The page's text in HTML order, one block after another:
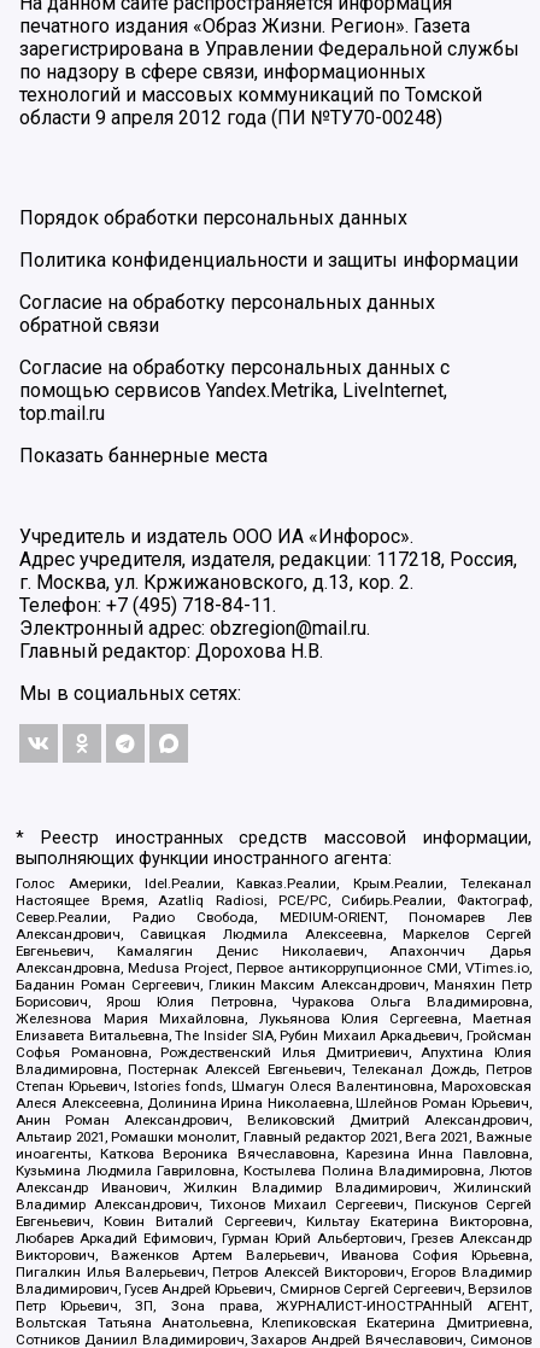
печатного издания «Образ Жизни. Регион». Газета
зарегистрирована в Управлении Федеральной службы
по надзору в сфере связи, информационных
технологий и массовых коммуникаций по Томской
области 9 апреля 2012 года (ПИ №ТУ70-00248)
Порядок обработки персональных данных
Политика конфиденциальности и защиты информации
Согласие на обработку персональных данных
обратной связи
Согласие на обработку персональных данных с
помощью сервисов Yandex.Metrika, LiveInternet,
top.mail.ru
Показать баннерные места
Учредитель и издатель ООО ИА «Инфорос».
Адрес учредителя, издателя, редакции: 117218, Россия,
г. Москва, ул. Кржижановского, д.13, кор. 2.
Телефон: +7 (495) 718-84-11.
Электронный адрес: obzregion@mail.ru.
Главный редактор: Дорохова Н.В.
Мы в социальных сетях:
* Реестр иностранных средств массовой информации,
выполняющих функции иностранного агента:
Голос Америки, Idel.Реалии, Кавказ.Реалии, Крым.Реалии, Телеканал
Настоящее Время, Azatliq Radiosi, PCE/PC, Сибирь.Реалии, Фактограф,
Север.Реалии, Радио Свобода, MEDIUM-ORIENT, Пономарев Лев
Александрович, Савицкая Людмила Алексеевна, Маркелов Сергей
Евгеньевич, Камалягин Денис Николаевич, Апахончич Дарья
Александровна, Medusa Project, Первое антикоррупционное СМИ, VTimes.io,
Баданин Роман Сергеевич, Гликин Максим Александрович, Маняхин Петр
Борисович, Ярош Юлия Петровна, Чуракова Ольга Владимировна,
Железнова Мария Михайловна, Лукьянова Юлия Сергеевна, Маетная
Елизавета Витальевна, The Insider SIA, Рубин Михаил Аркадьевич, Гройсман
Софья Романовна, Рождественский Илья Дмитриевич, Апухтина Юлия
Владимировна, Постернак Алексей Евгеньевич, Телеканал Дождь, Петров
Степан Юрьевич, Istories fonds, Шмагун Олеся Валентиновна, Мароховская
Алеся Алексеевна, Долинина Ирина Николаевна, Шлейнов Роман Юрьевич,
Анин Роман Александрович, Великовский Дмитрий Александрович,
Альтаир 2021, Ромашки монолит, Главный редактор 2021, Вега 2021, Важные
иноагенты, Каткова Вероника Вячеславовна, Карезина Инна Павловна,
Кузьмина Людмила Гавриловна, Костылева Полина Владимировна, Лютов
Александр Иванович, Жилкин Владимир Владимирович, Жилинский
Владимир Александрович, Тихонов Михаил Сергеевич, Пискунов Сергей
Евгеньевич, Ковин Виталий Сергеевич, Кильтау Екатерина Викторовна,
Любарев Аркадий Ефимович, Гурман Юрий Альбертович, Грезев Александр
Викторович, Важенков Артем Валерьевич, Иванова София Юрьевна,
Пигалкин Илья Валерьевич, Петров Алексей Викторович, Егоров Владимир
Владимирович, Гусев Андрей Юрьевич, Смирнов Сергей Сергеевич, Верзилов
Петр Юрьевич, ЗП, Зона права, ЖУРНАЛИСТ-ИНОСТРАННЫЙ АГЕНТ,
Вольтская Татьяна Анатольевна, Клепиковская Екатерина Дмитриевна,
Сотников Даниил Владимирович, Захаров Андрей Вячеславович, Симонов